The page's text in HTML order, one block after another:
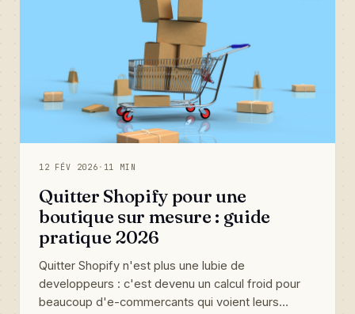
12 FÉV 2026 · 11 MIN
Quitter Shopify pour une
boutique sur mesure : guide
pratique 2026
Quitter Shopify n'est plus une lubie de
developpeurs : c'est devenu un calcul froid pour
beaucoup d'e-commercants qui voient leurs